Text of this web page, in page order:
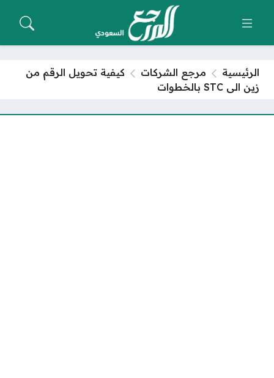
الرئيسية مرجع الشركات
كيفية تحويل الرقم من
زين الى STC بالخطوات